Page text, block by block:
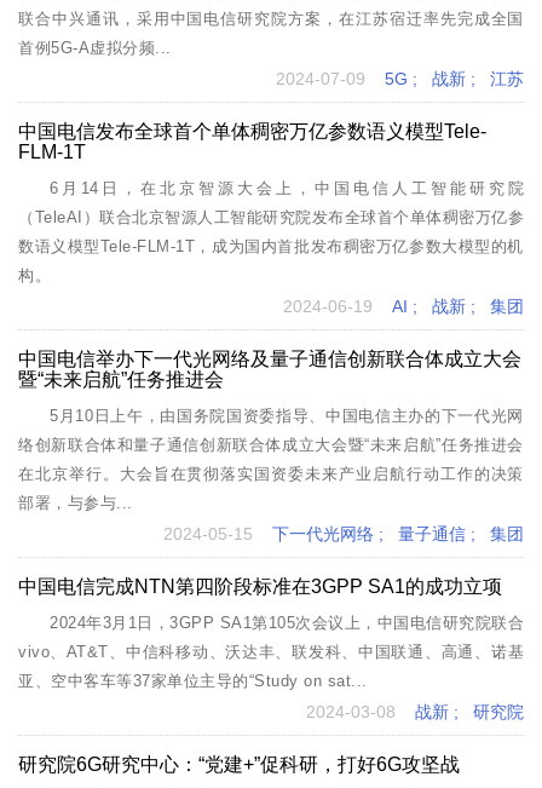
联合中兴通讯，采用中国电信研究院方案，在江苏宿迁率先完成全国
首例5G-A虚拟分频...
5G ; 战新 ; 江苏
2024-07-09
中国电信发布全球首个单体稠密万亿参数语义模型Tele-
FLM-1T
6月14日，在北京智源大会上，中国电信人工智能研究院
（TeleAI）联合北京智源人工智能研究院发布全球首个单体稠密万亿参
数语义模型Tele-FLM-1T，成为国内首批发布稠密万亿参数大模型的机
构。
AI ; 战新 ; 集团
2024-06-19
中国电信举办下一代光网络及量子通信创新联合体成立大会
暨“未来启航”任务推进会
5月10日上午，由国务院国资委指导、中国电信主办的下一代光网
络创新联合体和量子通信创新联合体成立大会暨“未来启航”任务推进会
在北京举行。大会旨在贯彻落实国资委未来产业启航行动工作的决策
部署，与参与...
下一代光网络 ; 量子通信 ; 集团
2024-05-15
中国电信完成NTN第四阶段标准在3GPP SA1的成功立项
2024年3月1日，3GPP SA1第105次会议上，中国电信研究院联合
vivo、AT&T、中信科移动、沃达丰、联发科、中国联通、高通、诺基
亚、空中客车等37家单位主导的“Study on sat...
战新 ; 研究院
2024-03-08
研究院6G研究中心：“党建+”促科研，打好6G攻坚战